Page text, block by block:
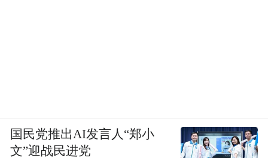
国民党推出AI发言人“郑小
文”迎战民进党